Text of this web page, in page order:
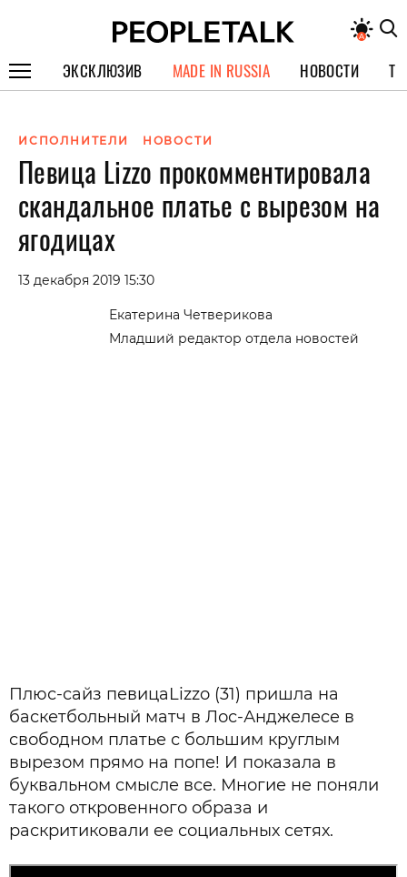
ЭКСКЛЮЗИВ
СПЕЦПРОЕКТЫ
ИНТЕРВЬЮ
ПОКОЛЕНИЕ
MADE IN RUSSIA НОВОСТИ
ИСПОЛНИТЕЛИ НОВОСТИ
Певица Lizzo прокомментировала
скандальное платье с вырезом на
ягодицах
13 декабря 2019 15:30
Екатерина Четверикова
Младший редактор отдела новостей
Плюс-сайз певицаLizzo (31) пришла на
баскетбольный матч в Лос-Анджелесе в
свободном платье с большим круглым
вырезом прямо на попе! И показала в
буквальном смысле все. Многие не поняли
такого откровенного образа и
раскритиковали ее социальных сетях.